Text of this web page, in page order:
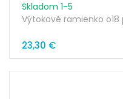
Skladom 1-5
Výtokové ramienko
23,30 €